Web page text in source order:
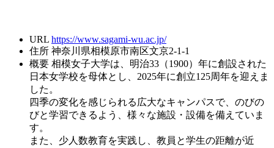
URL https://www.sagami-wu.ac.jp/
住所 神奈川県相模原市南区文京2-1-1
概要 相模女子大学は、明治33（1900）年に創設された
日本女学校を母体とし、2025年に創立125周年を迎えま
した。
四季の変化を感じられる広大なキャンパスで、のびの
びと学習できるよう、様々な施設・設備を備えていま
す。
また、少人数教育を実践し、教員と学生の距離が近